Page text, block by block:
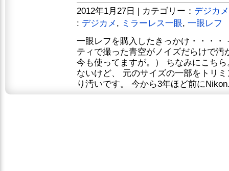
2012年1月27日 | カテゴリー： デジカメ
: デジカメ , ミラーレス一眼, 一眼レフ
一眼レフを購入したきっかけ・・・・
ティで撮った青空がノイズだらけで汚
今も使ってますが。） ちなみにこち
ないけど、 元のサイズの一部をトリ
り汚いです。 今から3年ほど前に